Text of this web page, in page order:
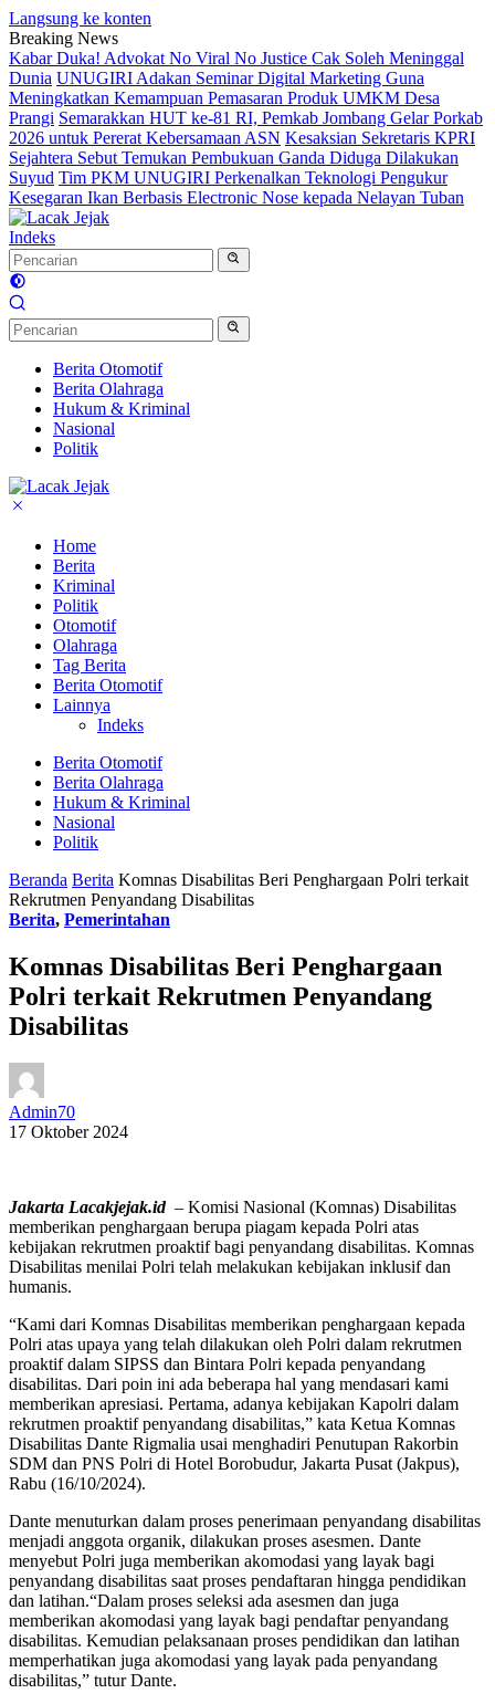
Langsung ke konten
Breaking News
Kabar Duka! Advokat No Viral No Justice Cak Soleh Meninggal
Dunia UNUGIRI Adakan Seminar Digital Marketing Guna
Meningkatkan Kemampuan Pemasaran Produk UMKM Desa
Prangi Semarakkan HUT ke-81 RI, Pemkab Jombang Gelar Porkab
2026 untuk Pererat Kebersamaan ASN Kesaksian Sekretaris KPRI
Sejahtera Sebut Temukan Pembukuan Ganda Diduga Dilakukan
Suyud Tim PKM UNUGIRI Perkenalkan Teknologi Pengukur
Kesegaran Ikan Berbasis Electronic Nose kepada Nelayan Tuban
Indeks
Berita Otomotif
Berita Olahraga
Hukum & Kriminal
Nasional
Politik
Home
Berita
Kriminal
Politik
Otomotif
Olahraga
Tag Berita
Berita Otomotif
Lainnya
Indeks
Berita Otomotif
Berita Olahraga
Hukum & Kriminal
Nasional
Politik
Beranda Berita Komnas Disabilitas Beri Penghargaan Polri terkait
Rekrutmen Penyandang Disabilitas
Berita, Pemerintahan
Komnas Disabilitas Beri Penghargaan
Polri terkait Rekrutmen Penyandang
Disabilitas
Admin70
17 Oktober 2024
Jakarta Lacakjejak.id– Komisi Nasional (Komnas) Disabilitas
memberikan penghargaan berupa piagam kepada Polri atas
kebijakan rekrutmen proaktif bagi penyandang disabilitas. Komnas
Disabilitas menilai Polri telah melakukan kebijakan inklusif dan
humanis.
“Kami dari Komnas Disabilitas memberikan penghargaan kepada
Polri atas upaya yang telah dilakukan oleh Polri dalam rekrutmen
proaktif dalam SIPSS dan Bintara Polri kepada penyandang
disabilitas. Dari poin ini ada beberapa hal yang mendasari kami
memberikan apresiasi. Pertama, adanya kebijakan Kapolri dalam
rekrutmen proaktif penyandang disabilitas,” kata Ketua Komnas
Disabilitas Dante Rigmalia usai menghadiri Penutupan Rakorbin
SDM dan PNS Polri di Hotel Borobudur, Jakarta Pusat (Jakpus),
Rabu (16/10/2024).
Dante menuturkan dalam proses penerimaan penyandang disabilitas
menjadi anggota organik, dilakukan proses asesmen. Dante
menyebut Polri juga memberikan akomodasi yang layak bagi
penyandang disabilitas saat proses pendaftaran hingga pendidikan
dan latihan.“Dalam proses seleksi ada asesmen dan juga
memberikan akomodasi yang layak bagi pendaftar penyandang
disabilitas. Kemudian pelaksanaan proses pendidikan dan latihan
memperhatikan juga akomodasi yang layak pada penyandang
disabilitas,” tutur Dante.